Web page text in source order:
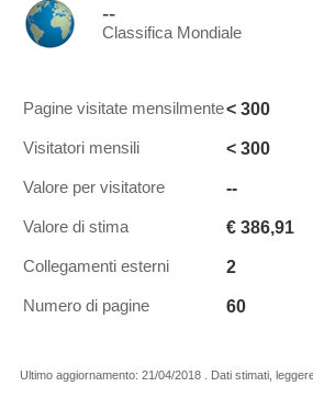
--
Classifica Mondiale
Pagine visitate mensilmente< 300
Visitatori mensili < 300
Valore per visitatore --
Valore di stima € 386,91
Collegamenti esterni 2
Numero di pagine 60
Ultimo aggiornamento: 21/04/2018 . Dati stimati,